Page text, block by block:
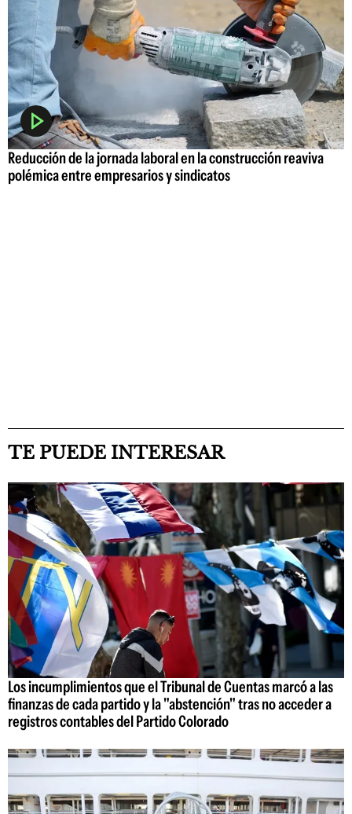
Reducción de la jornada laboral en la construcción reaviva
polémica entre empresarios y sindicatos
TE PUEDE INTERESAR
Los incumplimientos que el Tribunal de Cuentas marcó a las
finanzas de cada partido y la "abstención" tras no acceder a
registros contables del Partido Colorado